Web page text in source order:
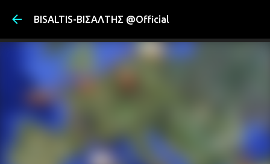
BISALTIS-ΒΙΣΑΛΤΗΣ @Official